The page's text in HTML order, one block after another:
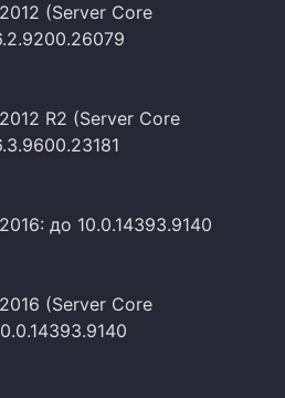
(Server Core
R2 (Server Core
до 10.0.14393.9140
(Server Core